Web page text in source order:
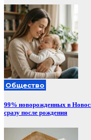
Общество
99% новорожденных в
сразу после рождения